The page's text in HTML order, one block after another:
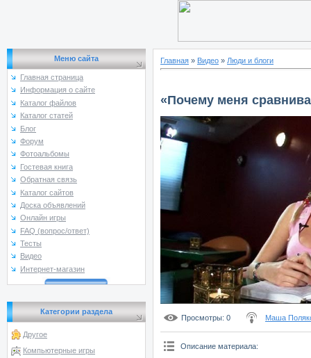
Меню сайта
Главная страница
Информация о сайте
Каталог файлов
Каталог статей
Блог
Форум
Фотоальбомы
Гостевая книга
Обратная связь
Каталог сайтов
Доска объявлений
Онлайн игры
FAQ (вопрос/ответ)
Тесты
Видео
Интернет-магазин
Категории раздела
Другое
Компьютерные игры
Главная » Видео » Люди и блоги
«Почему меня
Просмотры: 0 Маша
Описание материала: